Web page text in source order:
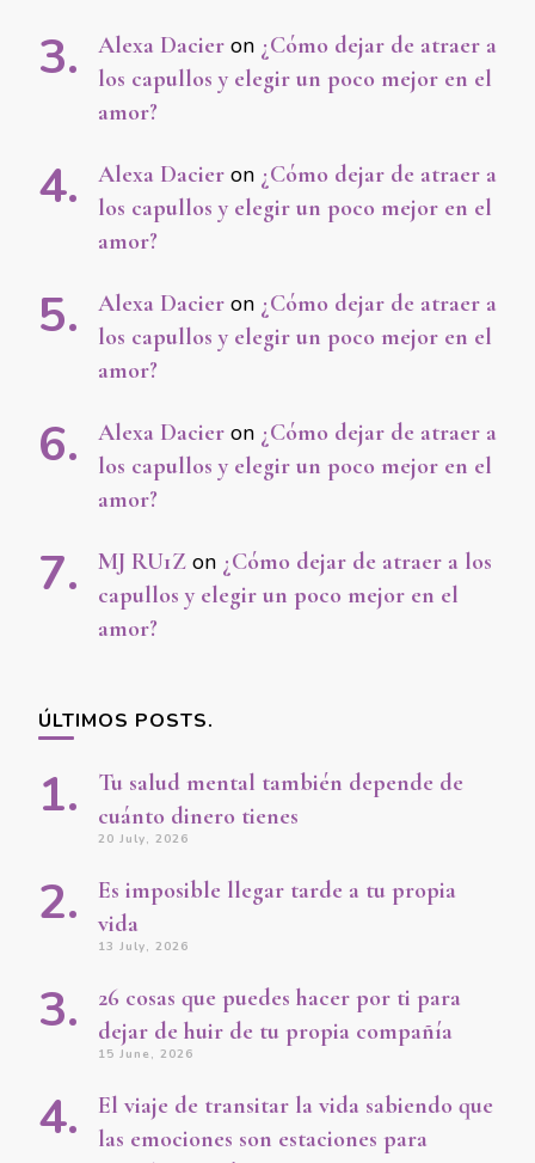
Alexa Dacier on ¿Cómo dejar de atraer a
los capullos y elegir un poco mejor en el
amor?
Alexa Dacier on ¿Cómo dejar de atraer a
los capullos y elegir un poco mejor en el
amor?
Alexa Dacier on ¿Cómo dejar de atraer a
los capullos y elegir un poco mejor en el
amor?
Alexa Dacier on ¿Cómo dejar de atraer a
los capullos y elegir un poco mejor en el
amor?
MJ RU1Z on ¿Cómo dejar de atraer a los
capullos y elegir un poco mejor en el
amor?
ÚLTIMOS POSTS.
Tu salud mental también depende de
cuánto dinero tienes
20 July, 2026
Es imposible llegar tarde a tu propia
vida
13 July, 2026
26 cosas que puedes hacer por ti para
dejar de huir de tu propia compañía
15 June, 2026
El viaje de transitar la vida sabiendo que
las emociones son estaciones para